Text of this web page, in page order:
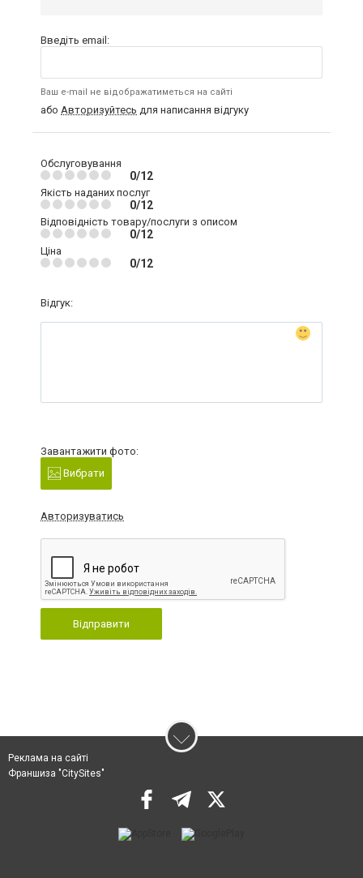
Введіть email:
Ваш e-mail не відображатиметься на сайті
або Авторизуйтесь для написання відгуку
Обслуговування
0/12
Якість наданих послуг
0/12
Відповідність товару/послуги з описом
0/12
Ціна
0/12
Відгук:
Завантажити фото:
Вибрати
Авторизуватись
Відправити
Реклама на сайті
Франшиза "CitySites"